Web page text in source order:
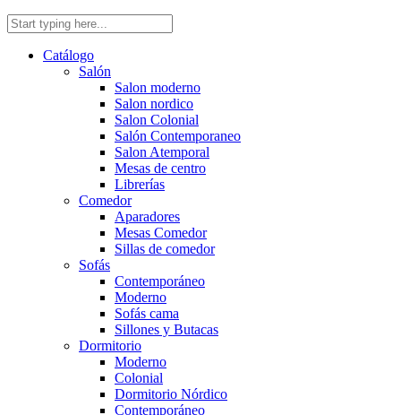
Catálogo
Salón
Salon moderno
Salon nordico
Salon Colonial
Salón Contemporaneo
Salon Atemporal
Mesas de centro
Librerías
Comedor
Aparadores
Mesas Comedor
Sillas de comedor
Sofás
Contemporáneo
Moderno
Sofás cama
Sillones y Butacas
Dormitorio
Moderno
Colonial
Dormitorio Nórdico
Contemporáneo